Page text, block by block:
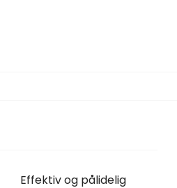
Effektiv og pålidelig